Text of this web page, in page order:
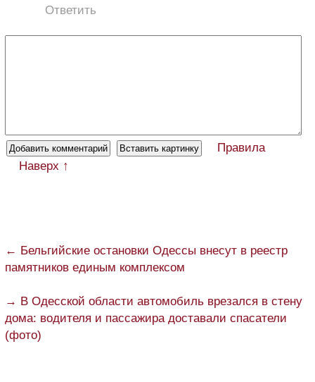
Ответить
Правила
Наверх ↑
← Бельгийские остановки Одессы внесут в реестр
памятников единым комплексом
→ В Одесской области автомобиль врезался в стену
дома: водителя и пассажира доставали спасатели
(фото)